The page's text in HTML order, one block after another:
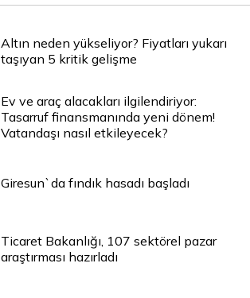
Altın neden yükseliyor? Fiyatları yukarı
taşıyan 5 kritik gelişme
Ev ve araç alacakları ilgilendiriyor:
Tasarruf finansmanında yeni dönem!
Vatandaşı nasıl etkileyecek?
Giresun`da fındık hasadı başladı
Ticaret Bakanlığı, 107 sektörel pazar
araştırması hazırladı